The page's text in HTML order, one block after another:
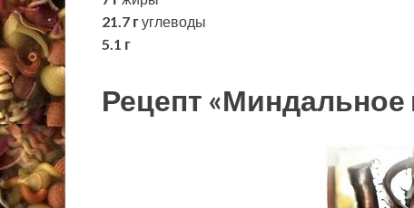
21.7 гуглеводы
5.1 г
Рецепт «Миндальное